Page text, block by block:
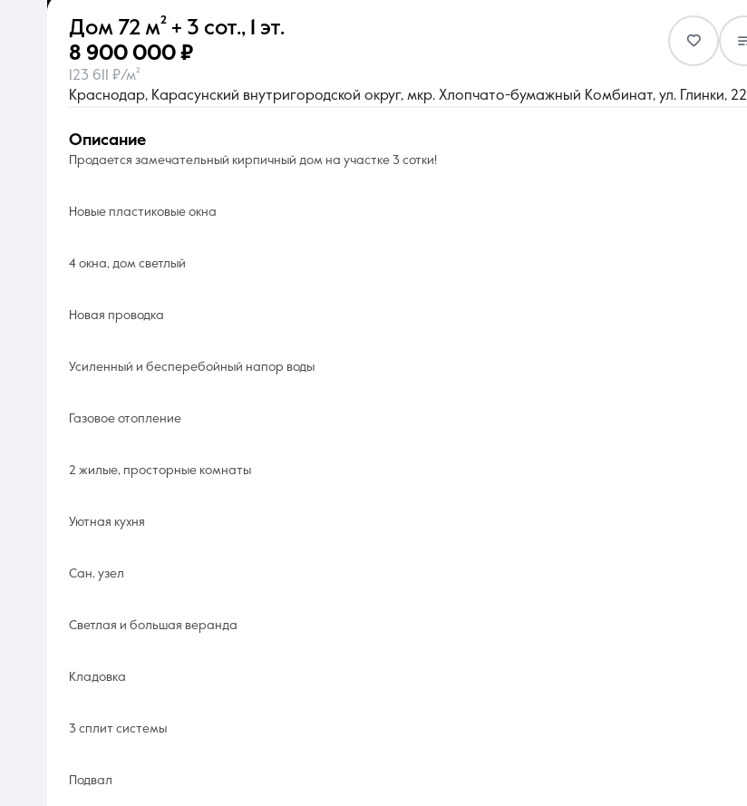
О компании Контакты
Дом 72 м² + 3 сот.,
1 эт.
8 900 000 ₽
123 611 ₽/м²
Краснодар, Карасунский внутригородской округ, мкр. Хлопчато-бумажный Комбинат, ул. Глинки, 22
описание
Продается замечательный кирпичный дом на участке 3 сотки!
Новые пластиковые окна
4 окна, дом светлый
Новая проводка
Усиленный и бесперебойный напор воды
Газовое отопление
2 жилые, просторные комнаты
Уютная кухня
Сан. узел
Светлая и большая веранда
Кладовка
3 сплит системы
Подвал